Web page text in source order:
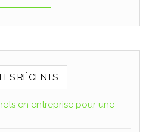
RÉCENTS
en entreprise pour une